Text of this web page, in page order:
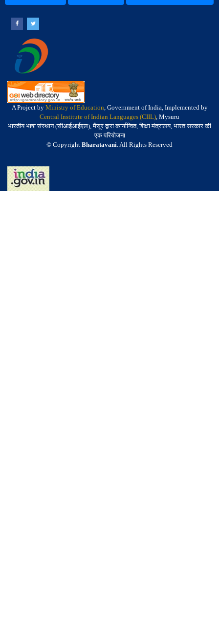
A Project by Ministry of Education, Government of India, Implemented by
Central Institute of Indian Languages (CIIL), Mysuru
भारतीय भाषा संस्थान (सीआईआईएल), मैसूर द्वारा कार्यान्वित, शिक्षा मंत्रालय, भारत सरकार की
एक परियोजना
© Copyright Bharatavani. All Rights Reserved